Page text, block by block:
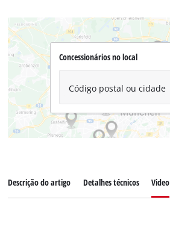
Concessionários no local
Código postal ou cidade
Descrição do artigo Detalhes técnicos Video